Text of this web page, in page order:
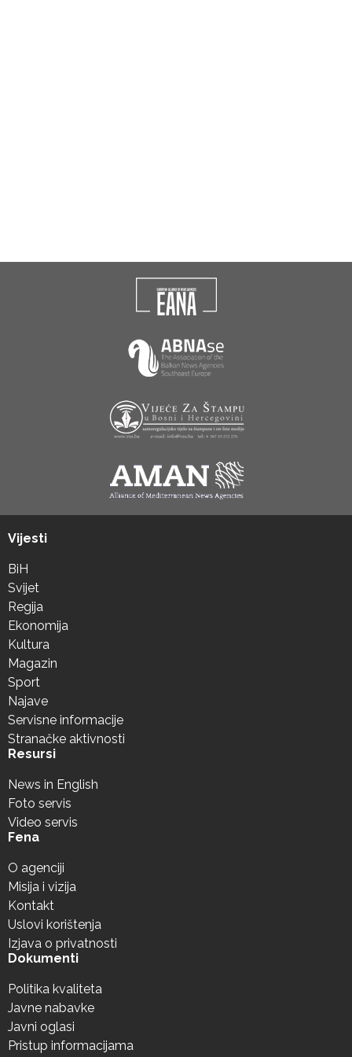
Vijesti
BiH
Svijet
Regija
Ekonomija
Kultura
Magazin
Sport
Najave
Servisne informacije
Stranačke aktivnosti
Resursi
News in English
Foto servis
Video servis
Fena
O agenciji
Misija i vizija
Kontakt
Uslovi korištenja
Izjava o privatnosti
Dokumenti
Politika kvaliteta
Javne nabavke
Javni oglasi
Pristup informacijama